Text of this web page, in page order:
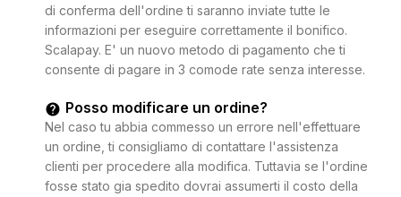
di conferma dell'ordine ti saranno inviate tutte le
informazioni per eseguire correttamente il bonifico.
Scalapay. E' un nuovo metodo di pagamento che ti
consente di pagare in 3 comode rate senza interesse.
Posso modificare un ordine?
Nel caso tu abbia commesso un errore nell'effettuare
un ordine, ti consigliamo di contattare l'assistenza
clienti per procedere alla modifica. Tuttavia se l'ordine
fosse stato gia spedito dovrai assumerti il costo della